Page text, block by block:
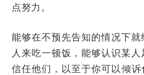
点努力。
能够在不预先告知的情况下
人来吃一顿饭，能够认识某
信任他们，以至于你可以倾